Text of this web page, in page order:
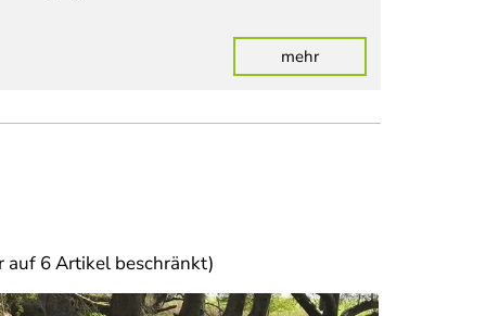
und Windrädern mehr: Neue Wurzeln
auf 6 Artikel beschränkt)